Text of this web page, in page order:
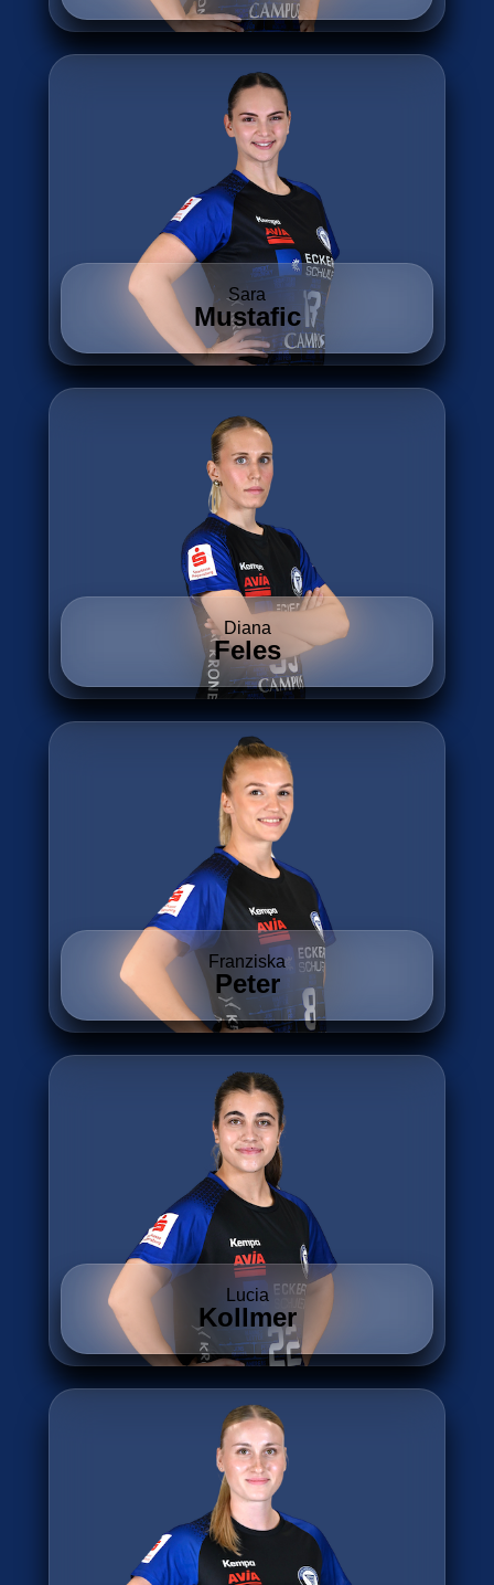
Sara
Mustafic
Diana
Feles
Franziska
Peter
Lucia
Kollmer